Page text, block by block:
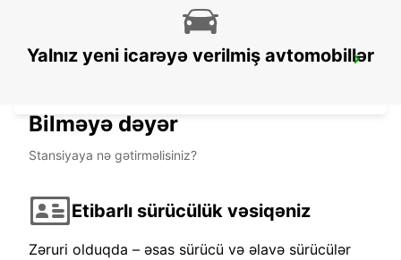
BERLIN HELLERSDORF NO TRUCKS IKC
Yalnız yeni icarəyə verilmiş avtomobillər
Bilməyə dəyər
Stansiyaya nə gətirməlisiniz?
Etibarlı sürücülük vəsiqəniz
Zəruri olduqda – əsas sürücü və əlavə sürücülər